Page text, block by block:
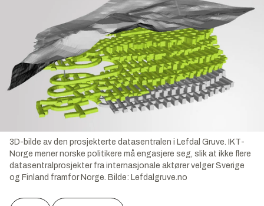
3D-bilde av den prosjekterte datasentralen i Lefdal Gruve. IKT-
Norge mener norske politikere må engasjere seg, slik at ikke flere
datasentralprosjekter fra internasjonale aktører velger Sverige
og Finland framfor Norge. Bilde: Lefdalgruve.no